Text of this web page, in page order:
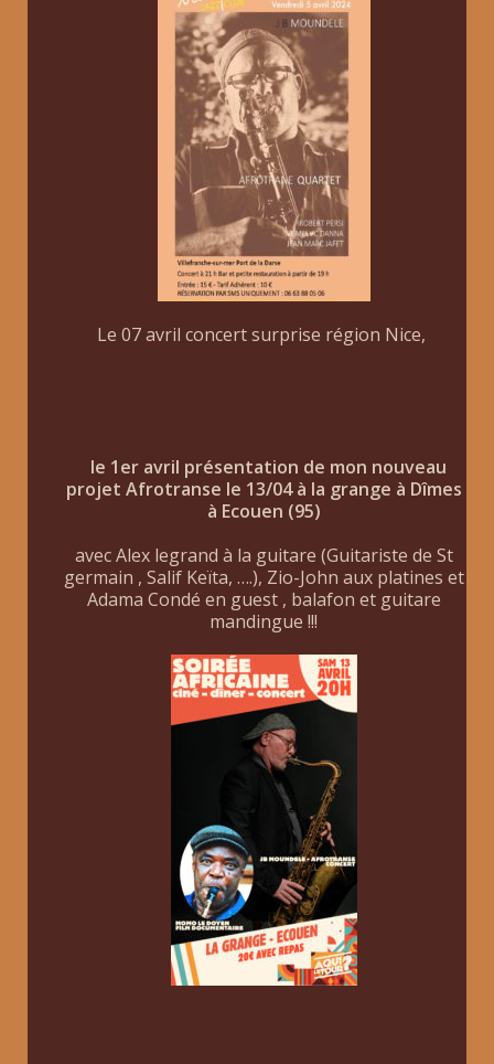
Le 07 avril concert surprise région Nice,
le 1er avril présentation de mon nouveau
projet Afrotranse le 13/04 à la grange à Dîmes
à Ecouen (95)
avec Alex legrand à la guitare (Guitariste de St
germain , Salif Keïta, ….), Zio-John aux platines et
Adama Condé en guest , balafon et guitare
mandingue !!!